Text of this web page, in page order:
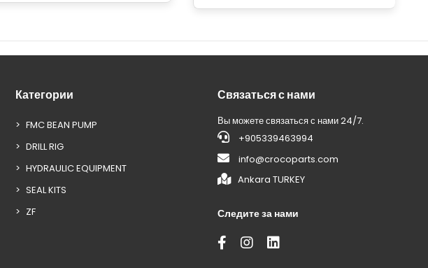
Категории
FMC BEAN PUMP
DRILL RIG
HYDRAULIC EQUIPMENT
SEAL KITS
ZF
Связаться с нами
Вы можете связаться с нами 24/7.
+905339463994
info@crocoparts.com
Ankara TURKEY
Следите за нами